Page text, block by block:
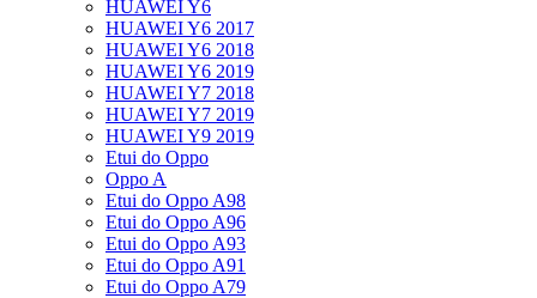
HUAWEI Y6
HUAWEI Y6 2017
HUAWEI Y6 2018
HUAWEI Y6 2019
HUAWEI Y7 2018
HUAWEI Y7 2019
HUAWEI Y9 2019
Etui do Oppo
Oppo A
Etui do Oppo A98
Etui do Oppo A96
Etui do Oppo A93
Etui do Oppo A91
Etui do Oppo A79